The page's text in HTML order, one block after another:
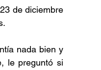
de diciembre
nada bien y
le preguntó si